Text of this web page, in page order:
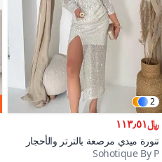
2
﷼١١٣٫٥١
تنورة ميدي مرصعة بالترتر والأحجار
وبشق
Sohotique By P